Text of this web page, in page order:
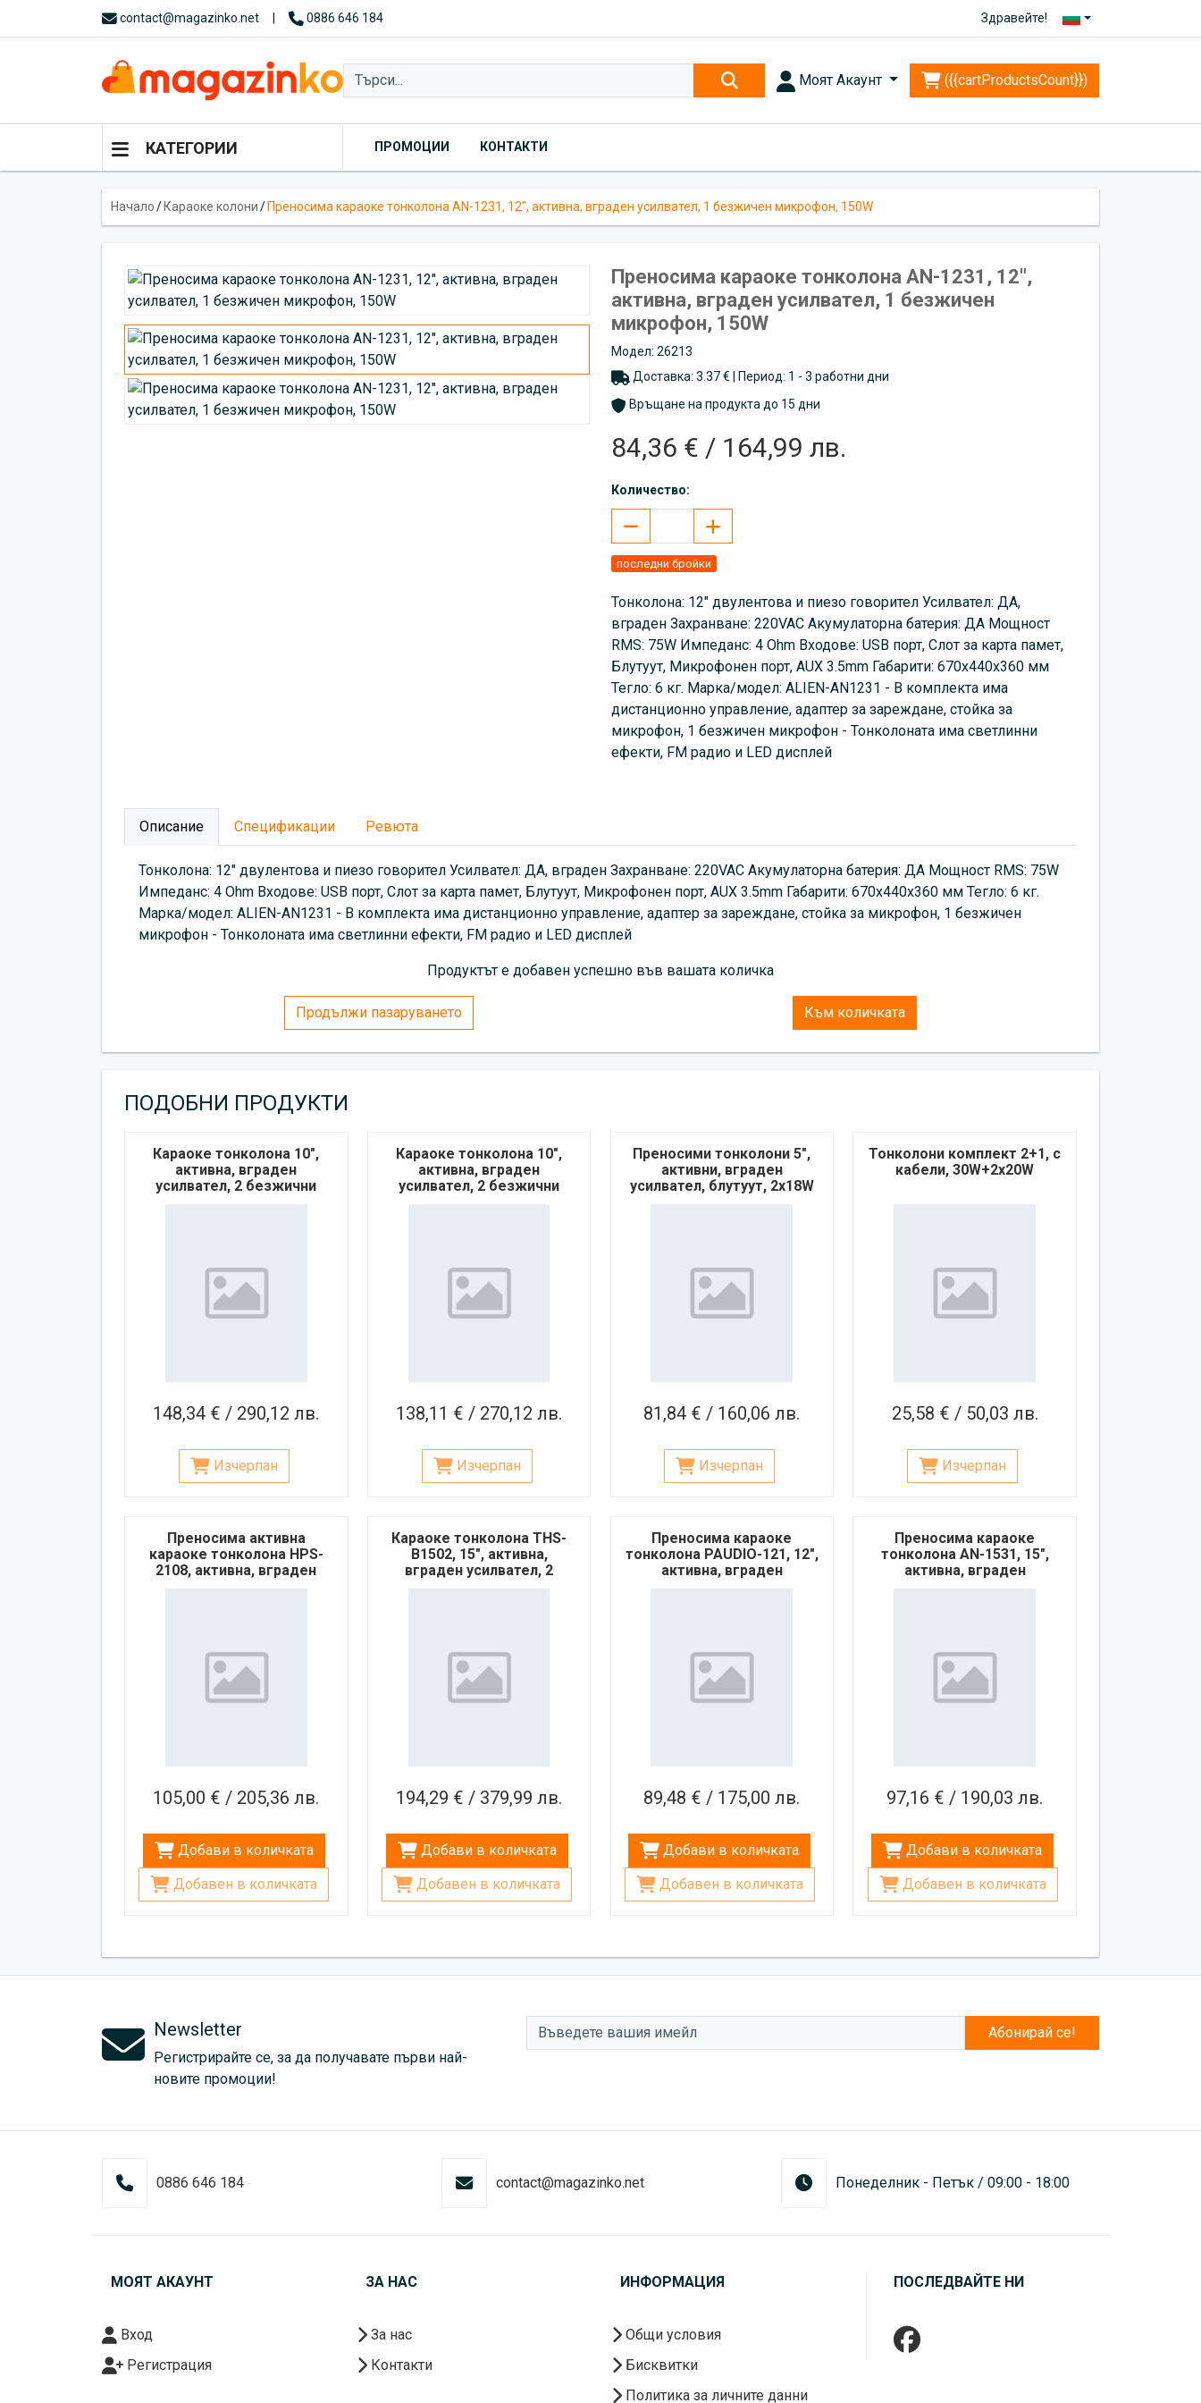
contact@magazinko.net 0886 646 184 Здравейте!
Моят Акаунт ({{cartProductsCount}})
КАТЕГОРИИ ПРОМОЦИИ КОНТАКТИ
Начало/ Караоке колони/ Преносима караоке тонколона AN-1231, 12", активна, вграден усилвател, 1 безжичен микрофон, 150W
Преносима караоке тонколона AN-1231, 12",
активна, вграден усилвател, 1 безжичен
микрофон, 150W
Модел: 26213
Доставка: 3.37 € | Период: 1 - 3 работни дни
Връщане на продукта до 15 дни
84,36 € / 164,99 лв.
Количество:
последни бройки
Тонколона: 12" двулентова и пиезо говорител Усилвател: ДА,
вграден Захранване: 220VAC Акумулаторна батерия: ДА Мощност
RMS: 75W Импеданс: 4 Ohm Входове: USB порт, Слот за карта памет,
Блутуут, Микрофонен порт, AUX 3.5mm Габарити: 670х440х360 мм
Тегло: 6 кг. Марка/модел: ALIEN-AN1231 - В комплекта има
дистанционно управление, адаптер за зареждане, стойка за
микрофон, 1 безжичен микрофон - Тонколоната има светлинни
ефекти, FM радио и LED дисплей
Описание Спецификации Ревюта
Тонколона: 12" двулентова и пиезо говорител Усилвател: ДА, вграден Захранване: 220VAC Акумулаторна батерия: ДА Мощност RMS: 75W
Импеданс: 4 Ohm Входове: USB порт, Слот за карта памет, Блутуут, Микрофонен порт, AUX 3.5mm Габарити: 670х440х360 мм Тегло: 6 кг.
Марка/модел: ALIEN-AN1231 - В комплекта има дистанционно управление, адаптер за зареждане, стойка за микрофон, 1 безжичен
микрофон - Тонколоната има светлинни ефекти, FM радио и LED дисплей
Продуктът е добавен успешно във вашата количка
Продължи пазаруването Към количката
ПОДОБНИ ПРОДУКТИ
Караоке тонколона 10",
активна, вграден
усилвател, 2 безжични
148,34 € / 290,12 лв.
Изчерпан
Караоке тонколона 10",
активна, вграден
усилвател, 2 безжични
138,11 € / 270,12 лв.
Изчерпан
Преносими тонколони 5",
активни, вграден
усилвател, блутуут, 2x18W
81,84 € / 160,06 лв.
Изчерпан
Тонколони комплект 2+1, с
кабели, 30W+2x20W
25,58 € / 50,03 лв.
Изчерпан
Преносима активна
караоке тонколона HPS-
2108, активна, вграден
105,00 € / 205,36 лв.
Добави в количката
Добавен в количката
Караоке тонколона THS-
B1502, 15", активна,
вграден усилвател, 2
194,29 € / 379,99 лв.
Добави в количката
Добавен в количката
Преносима караоке
тонколона PAUDIO-121, 12",
активна, вграден
89,48 € / 175,00 лв.
Добави в количката
Добавен в количката
Преносима караоке
тонколона AN-1531, 15",
активна, вграден
97,16 € / 190,03 лв.
Добави в количката
Добавен в количката
Newsletter
Регистрирайте се, за да получавате първи най-
новите промоции!
Абонирай се!
0886 646 184 contact@magazinko.net Понеделник - Петък / 09:00 - 18:00
МОЯТ АКАУНТ
Вход
Регистрация
ЗА НАС
За нас
Контакти
ИНФОРМАЦИЯ
Общи условия
Бисквитки
Политика за личните данни
ПОСЛЕДВАЙТЕ НИ